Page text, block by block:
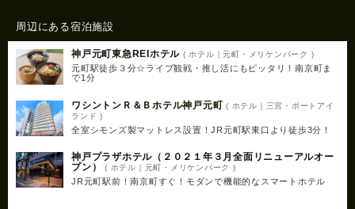
周辺にある宿泊施設
神戸元町東急REIホテル ( ホテル｜元町・メリケンパーク )
元町駅徒歩３分☆ライブ観戦・推し活にもピッタリ！南京町ま
で1分
ワシントンＲ＆Ｂホテル神戸元町 ( ホテル｜三宮・ポートアイ
ランド )
全室シモンズ製マットレス設置！JR元町駅東口より徒歩3分！
神戸プラザホテル（２０２１年３月全面リニューアルオー
プン）
( ホテル｜元町・メリケンパーク )
JR元町駅前！南京町すぐ！モダンで機能的なスマートホテル